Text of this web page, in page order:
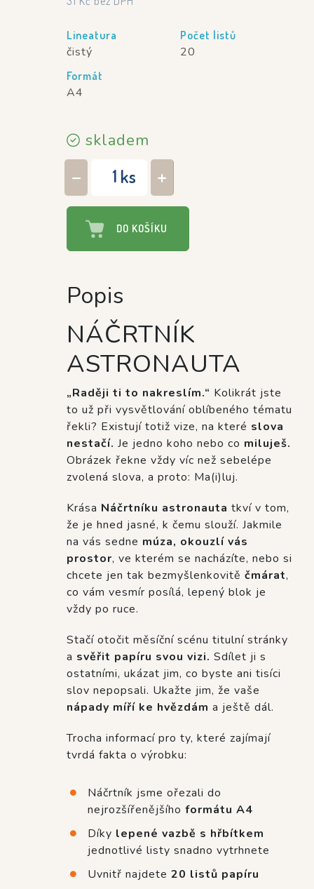
Lineatura
čistý
Počet listů
20
Formát
A4
skladem
− ks +
DO KOŠÍKU
Popis
NÁČRTNÍK
ASTRONAUTA
„Raději ti to nakreslím.“ Kolikrát jste
to už při vysvětlování oblíbeného tématu
řekli? Existují totiž vize, na které slova
nestačí. Je jedno koho nebo co miluješ.
Obrázek řekne vždy víc než sebelépe
zvolená slova, a proto: Ma(i)luj.
Krása Náčrtníku astronauta tkví v tom,
že je hned jasné, k čemu slouží. Jakmile
na vás sedne múza, okouzlí vás
prostor, ve kterém se nacházíte, nebo si
chcete jen tak bezmyšlenkovitě čmárat,
co vám vesmír posílá, lepený blok je
vždy po ruce.
Stačí otočit měsíční scénu titulní stránky
a svěřit papíru svou vizi. Sdílet ji s
ostatními, ukázat jim, co byste ani tisíci
slov nepopsali. Ukažte jim, že vaše
nápady míří ke hvězdám a ještě dál.
Trocha informací pro ty, které zajímají
tvrdá fakta o výrobku:
Náčrtník jsme ořezali do
nejrozšířenějšího formátu A4
Díky lepené vazbě s hřbítkem
jednotlivé listy snadno vytrhnete
Uvnitř najdete 20 listů papíru